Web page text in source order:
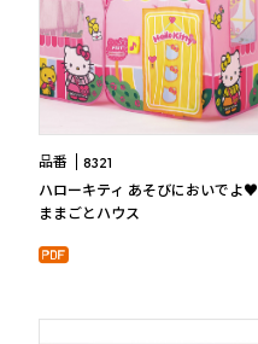
品番 8321
ハローキティ あそびにおいでよ♥
ままごとハウス